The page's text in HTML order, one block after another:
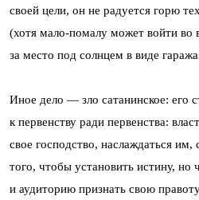
своей цели, он не радуется горю
(хотя мало-помалу может войти во
за место под солнцем в виде
Иное дело — зло сатанинское: его
к первенству ради первенства:
свое господство, наслаждаться им,
того, чтобы установить истину, но
и аудиторию признать свою